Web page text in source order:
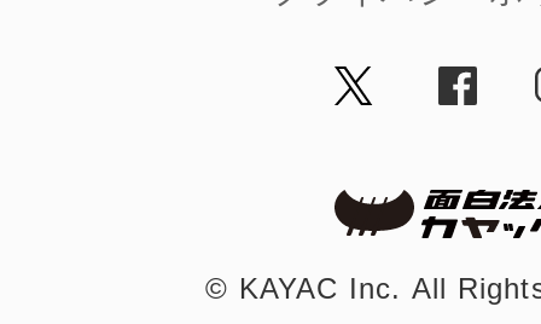
©︎ KAYAC Inc. All